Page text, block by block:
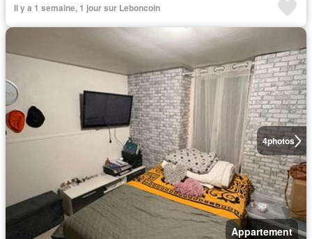
Il y a 1 semaine, 1 jour sur Leboncoin
4photos
Appartement